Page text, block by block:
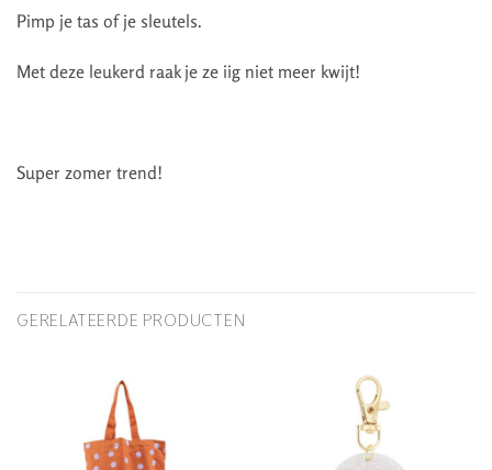
Pimp je tas of je sleutels.
Met deze leukerd raak je ze iig niet meer kwijt!
Super zomer trend!
GERELATEERDE PRODUCTEN